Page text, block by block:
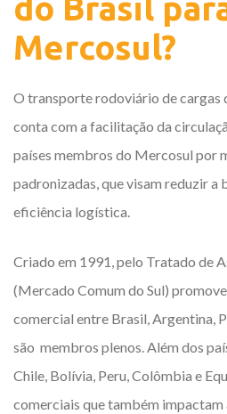
do Brasil
Mercosul?
O transporte rodoviário de cargas
conta com a facilitação da
países membros do Mercosul por
padronizadas, que visam reduzir a
eficiência logística.
Criado em 1991, pelo Tratado de
(Mercado Comum do Sul)
comercial entre Brasil, Argentina,
são membros plenos. Além dos
Chile, Bolívia, Peru, Colômbia e
comerciais que também